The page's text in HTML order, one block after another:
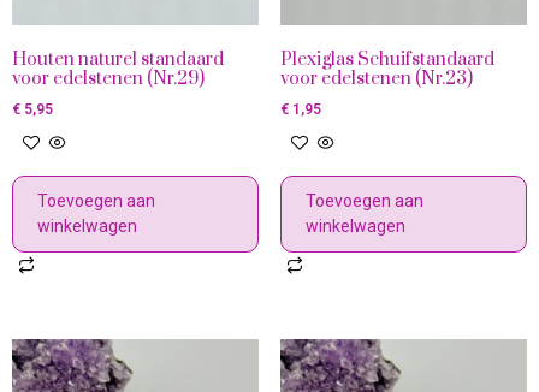
Houten naturel standaard
voor edelstenen (Nr.29)
€ 5,95
Toevoegen aan
winkelwagen
Plexiglas Schuifstandaard
voor edelstenen (Nr.23)
€1,95
Toevoegen aan
winkelwagen